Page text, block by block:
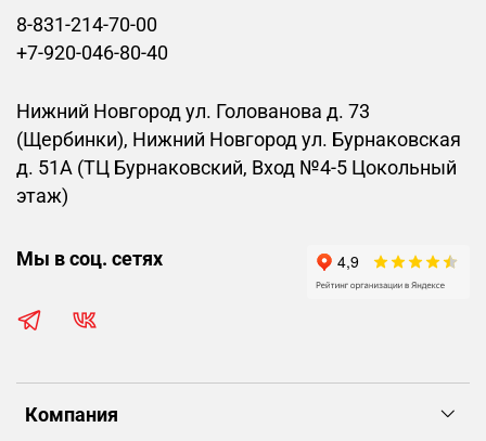
Компания
8-831-214-70-00
+7-920-046-80-40
Нижний Новгород ул. Голованова д. 73
(Щербинки), Нижний Новгород ул. Бурнаковская
д. 51А (ТЦ Бурнаковский, Вход №4-5 Цокольный
этаж)
Мы в соц. сетях